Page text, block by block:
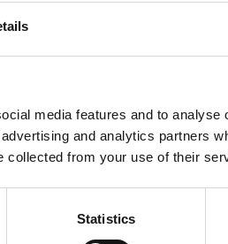
media features and to analyse
and analytics partners
collected from your use of their
Statistics
plus sûr et plus intelligent.
conformément à notre code de